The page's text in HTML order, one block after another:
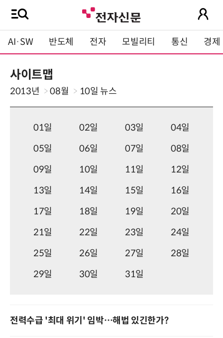
AI·SW 반도체 전자 모빌리티 통신 경제
사이트맵
2013년 08월 10일 뉴스
01일 02일 03일
04일
05일
06일 07일
08일
09일
10일 11일
12일
13일
14일 15일
16일
17일
18일 19일
20일
21일
22일 23일
24일
25일
26일 27일
28일
29일
30일 31일
전력수급 '최대 위기' 임박…해법 있긴한가?